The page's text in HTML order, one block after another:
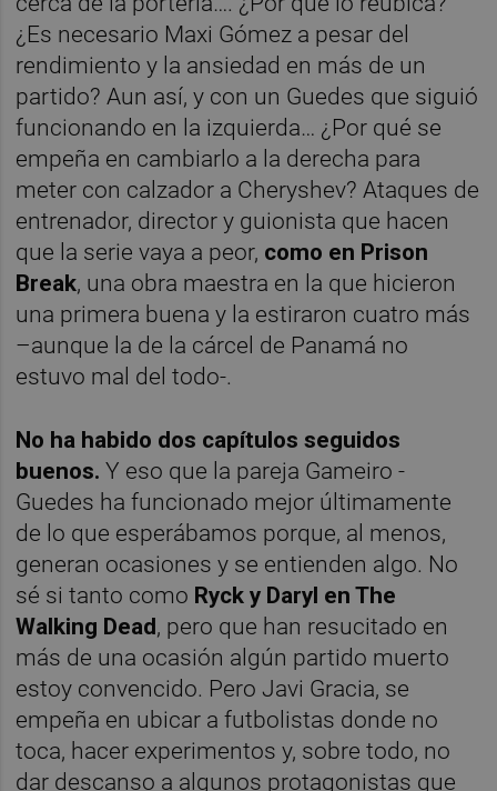
¿Es necesario Maxi Gómez a pesar del
rendimiento y la ansiedad en más de un
partido? Aun así, y con un Guedes que siguió
funcionando en la izquierda… ¿Por qué se
empeña en cambiarlo a la derecha para
meter con calzador a Cheryshev? Ataques de
entrenador, director y guionista que hacen
que la serie vaya a peor, como en Prison
Break, una obra maestra en la que hicieron
una primera buena y la estiraron cuatro más
–aunque la de la cárcel de Panamá no
estuvo mal del todo-.
No ha habido dos capítulos seguidos
buenos. Y eso que la pareja Gameiro -
Guedes ha funcionado mejor últimamente
de lo que esperábamos porque, al menos,
generan ocasiones y se entienden algo. No
sé si tanto como Ryck y Daryl en The
Walking Dead, pero que han resucitado en
más de una ocasión algún partido muerto
estoy convencido. Pero Javi Gracia, se
empeña en ubicar a futbolistas donde no
toca, hacer experimentos y, sobre todo, no
dar descanso a algunos protagonistas que